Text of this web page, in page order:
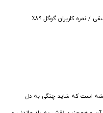
است که شاید چنگی به دل